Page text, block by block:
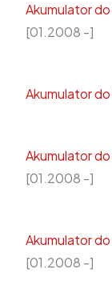
Akumulator do
[01.2008 -]
Akumulator do
Akumulator do
[01.2008 -]
Akumulator do
[01.2008 -]